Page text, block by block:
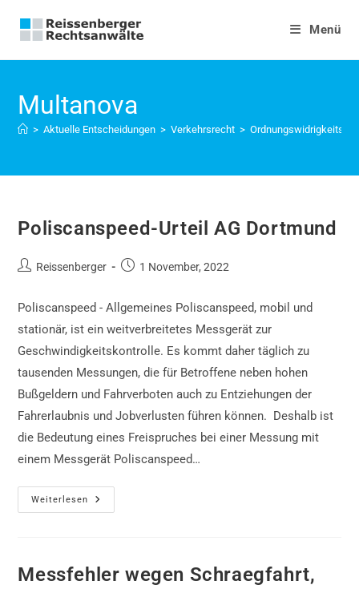
Inhalt
Menü
Multanova
> Aktuelle Entscheidungen > Verkehrsrecht >
Poliscanspeed-Urteil AG Dortmund
Beitrags-
Reissenberger
Beitrag1 November, 2022
Poliscanspeed - Allgemeines Poliscanspeed, mobil und
stationär, ist ein weitverbreitetes Messgerät zur
Geschwindigkeitskontrolle. Es kommt daher täglich zu
tausenden Messungen, die für Betroffene neben hohen
Bußgeldern und Fahrverboten auch zu Entziehungen der
Fahrerlaubnis und Jobverlusten führen können. Deshalb ist
die Bedeutung eines Freispruches bei einer Messung mit
einem Messgerät Poliscanspeed…
Weiterlesen
Poliscanspeed-
Urteil
Messfehler wegen Schraegfahrt,